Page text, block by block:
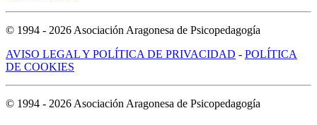
© 1994 - 2026 Asociación Aragonesa de Psicopedagogía
AVISO LEGAL Y POLÍTICA DE PRIVACIDAD - POLÍTICA
DE COOKIES
© 1994 - 2026 Asociación Aragonesa de Psicopedagogía